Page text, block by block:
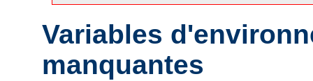
Variables
manquantes